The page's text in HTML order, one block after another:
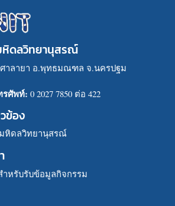
หิดลวิทยานุสรณ์
ศาลายา อ.พุทธมณฑล จ.นครปฐม
รศัพท์: 0 2027 7850 ต่อ 422
ข้อง
มหิดลวิทยานุสรณ์
ำหรับรับข้อมูลกิจกรรม